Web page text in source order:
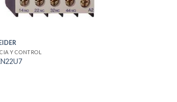
Y CONTROL